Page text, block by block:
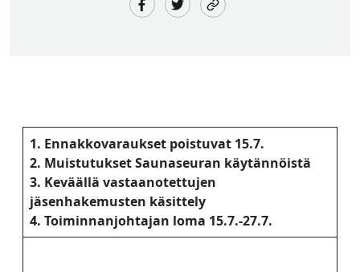
Saunatalo on avoinna
myös helatorstaina
-Naisten päivät ovat maanantai ja
1. Ennakkovaraukset poistuvat 15.7.
2. Muistutukset Saunaseuran käytännöistä
3. Keväällä vastaanotettujen
jäsenhakemusten käsittely
4. Toiminnanjohtajan loma 15.7.-27.7.